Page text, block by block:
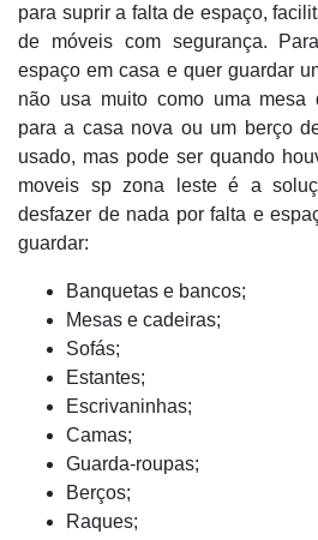
para suprir a falta de espaço,
de móveis com segurança.
espaço em casa e quer guardar
não usa muito como uma mesa
para a casa nova ou um berço
usado, mas pode ser quando
moveis sp zona leste é a
desfazer de nada por falta e
guardar:
Banquetas e bancos;
Mesas e cadeiras;
Sofás;
Estantes;
Escrivaninhas;
Camas;
Guarda-roupas;
Berços;
Raques;